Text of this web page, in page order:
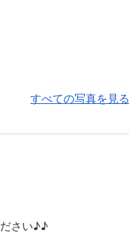
すべての写真を見る
さい♪♪